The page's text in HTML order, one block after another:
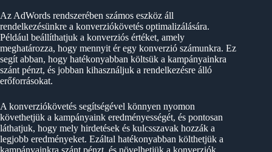
Az AdWords rendszerében számos eszköz áll
rendelkezésünkre a konverziókövetés optimalizálására.
Például beállíthatjuk a konverziós értéket, amely
meghatározza, hogy mennyit ér egy konverzió számunkra. Ez
segít abban, hogy hatékonyabban költsük a kampányainkra
szánt pénzt, és jobban kihasználjuk a rendelkezésre álló
erőforrásokat.
A konverziókövetés segítségével könnyen nyomon
követhetjük a kampányaink eredményességét, és pontosan
láthatjuk, hogy mely hirdetések és kulcsszavak hozzák a
legjobb eredményeket. Ezáltal hatékonyabban költhetjük a